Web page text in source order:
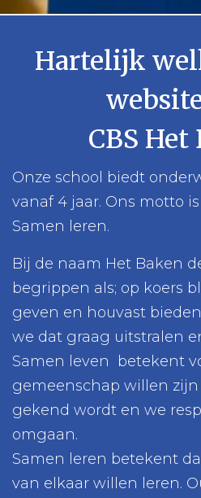
Hartelijk
CBS Het
Onze school biedt
vanaf 4 jaar. Ons motto
Samen leren.
Bij de naam Het Baken
begrippen als; op koers
geven en houvast
we dat graag uitstralen
Samen leven betekent
gemeenschap willen
gekend wordt en we
omgaan.
Samen leren betekent
van elkaar willen leren.